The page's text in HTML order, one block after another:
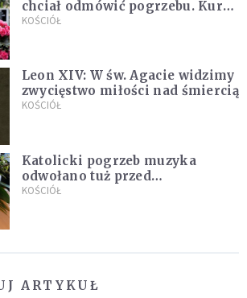
chciał odmówić pogrzebu. Kuria
zapowiada wyjaśnienia
KOŚCIÓŁ
Leon XIV: W św. Agacie widzimy
zwycięstwo miłości nad śmiercią
KOŚCIÓŁ
Katolicki pogrzeb muzyka
odwołano tuż przed
uroczystością. Powodem była
KOŚCIÓŁ
ARTYKUŁ